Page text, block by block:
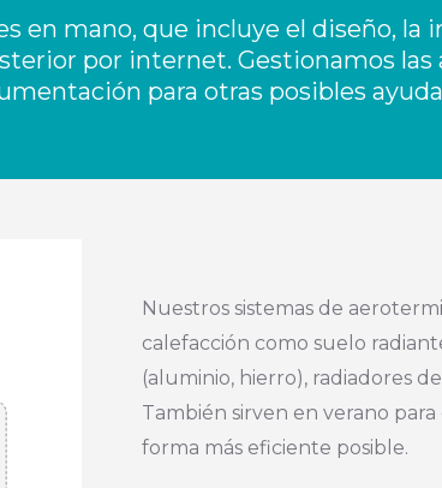
en mano, que incluye el diseño, la
por internet. Gestionamos las
para otras posibles
Nuestros sistemas de
calefacción como suelo
(aluminio, hierro), radiadores
También sirven en verano
forma más eficiente posible.